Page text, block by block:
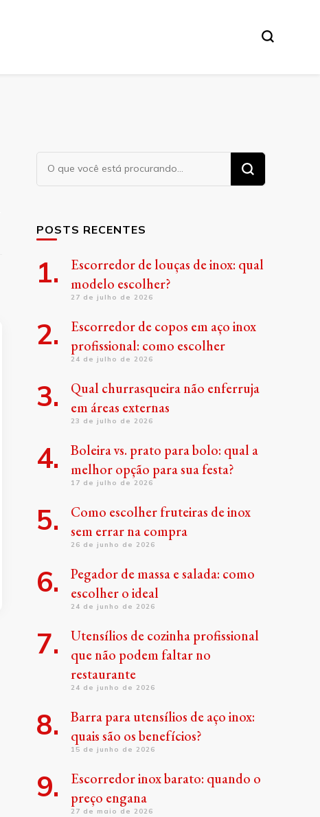
Procurando
algo?
POSTS RECENTES
Escorredor de louças de inox: qual
modelo escolher?
27 de julho de 2026
Escorredor de copos em aço inox
profissional: como escolher
24 de julho de 2026
Qual churrasqueira não enferruja
em áreas externas
23 de julho de 2026
Boleira vs. prato para bolo: qual a
melhor opção para sua festa?
17 de julho de 2026
Como escolher fruteiras de inox
sem errar na compra
26 de junho de 2026
Pegador de massa e salada: como
escolher o ideal
24 de junho de 2026
Utensílios de cozinha profissional
que não podem faltar no
restaurante
24 de junho de 2026
Barra para utensílios de aço inox:
quais são os benefícios?
15 de junho de 2026
Escorredor inox barato: quando o
preço engana
27 de maio de 2026